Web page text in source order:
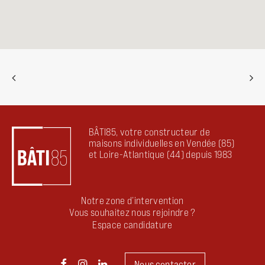
BÂTI85, votre constructeur de
maisons individuelles en Vendée (85)
et Loire-Atlantique (44) depuis 1983
Notre zone d’intervention
Vous souhaitez nous rejoindre ?
Espace candidature